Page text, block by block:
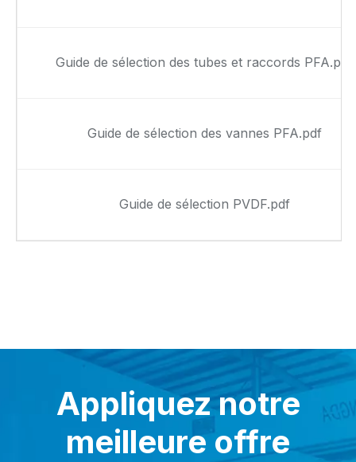
Guide de sélection des tubes et raccords PFA.pdf
Guide de sélection des vannes PFA.pdf
Guide de sélection PVDF.pdf
Appliquez notre
meilleure offre